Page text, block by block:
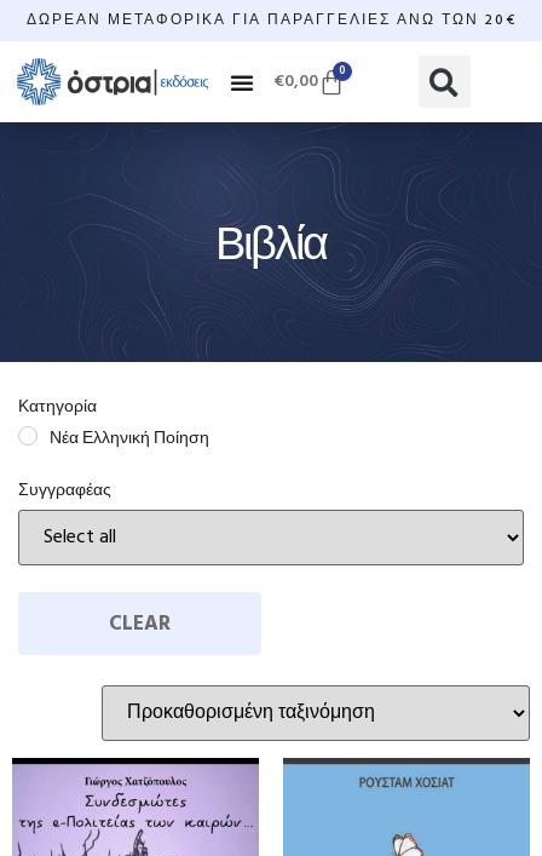
ΔΩΡΕΆΝ ΜΕΤΑΦΟΡΙΚΆ ΓΙΑ ΠΑΡΑΓΓΕΛΊΕΣ ΆΝΩ ΤΩΝ 20€
€0,00 0
Βιβλία
Κατηγορία
Νέα Ελληνική Ποίηση
Συγγραφέας
CLEAR